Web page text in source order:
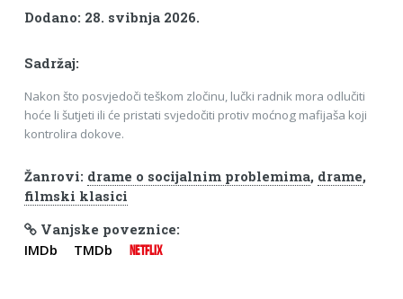
Dodano: 28. svibnja 2026.
Sadržaj:
Nakon što posvjedoči teškom zločinu, lučki radnik mora odlučiti
hoće li šutjeti ili će pristati svjedočiti protiv moćnog mafijaša koji
kontrolira dokove.
Žanrovi: drame o socijalnim problemima, drame,
filmski klasici
Vanjske poveznice:
IMDb TMDb NETFLIX